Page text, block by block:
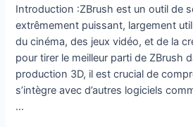
Introduction :ZBrush est un outil de
extrêmement puissant, largement
du cinéma, des jeux vidéo, et de la
pour tirer le meilleur parti de ZBrush
production 3D, il est crucial de
s’intègre avec d’autres logiciels
…